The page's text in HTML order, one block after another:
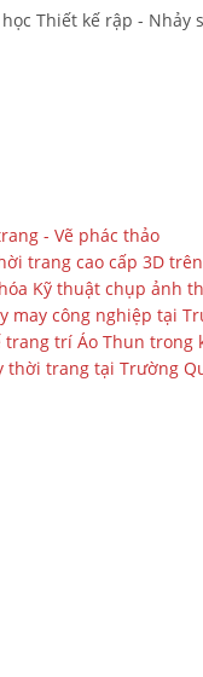
Thiết kế rập - Nhảy
- Vẽ phác thảo
trang cao cấp 3D
Kỹ thuật chụp ảnh
may công nghiệp tại
trang trí Áo Thun trong
thời trang tại Trường